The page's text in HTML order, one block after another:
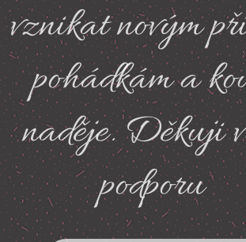
vznikat novým
pohádkám a
naděje. Děkuji